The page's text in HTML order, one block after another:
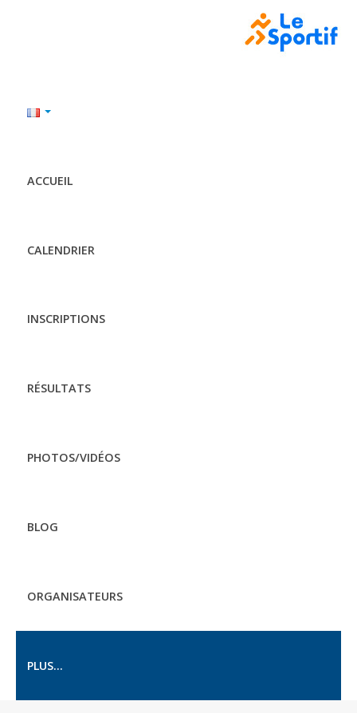
ACCUEIL
CALENDRIER
INSCRIPTIONS
RÉSULTATS
PHOTOS/VIDÉOS
BLOG
ORGANISATEURS
PLUS...